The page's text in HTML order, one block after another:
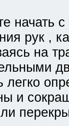
начать с
рук ,
на
легко
и